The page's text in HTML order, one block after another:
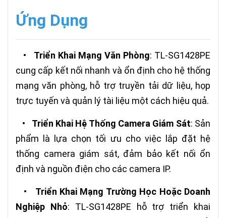
Ứng Dụng
• Triển Khai Mạng Văn Phòng: TL-SG1428PE
cung cấp kết nối nhanh và ổn định cho hệ thống
mạng văn phòng, hỗ trợ truyền tải dữ liệu, họp
trực tuyến và quản lý tài liệu một cách hiệu quả.
• Triển Khai Hệ Thống Camera Giám Sát: Sản
phẩm là lựa chọn tối ưu cho việc lắp đặt hệ
thống camera giám sát, đảm bảo kết nối ổn
định và nguồn điện cho các camera IP.
• Triển Khai Mạng Trường Học Hoặc Doanh
Nghiệp Nhỏ: TL-SG1428PE hỗ trợ triển khai